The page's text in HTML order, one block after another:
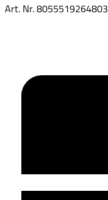
Art. Nr.8055519264803